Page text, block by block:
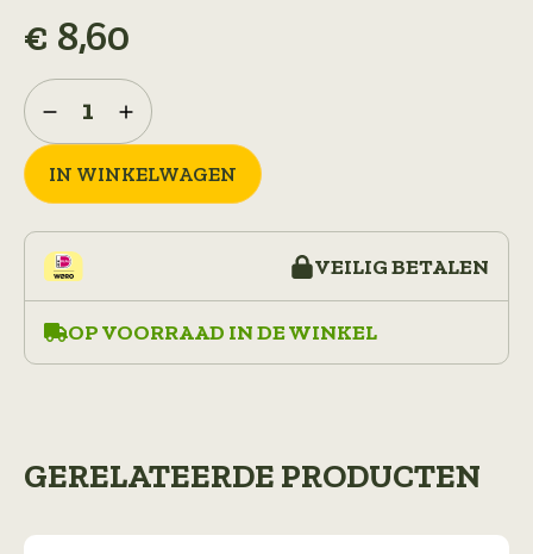
€ 8,60
H&N
Baracuda
6,35mm
aantal
IN WINKELWAGEN
VEILIG BETALEN
OP VOORRAAD IN DE WINKEL
GERELATEERDE PRODUCTEN